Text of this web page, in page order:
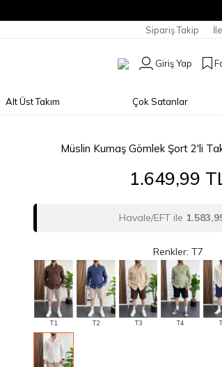
Sipariş Takip
Giriş Yap
Alt Üst Takım Çok Satanlar
Müslin Kumaş Gömlek Şort 2'li
1.649,99
Havale/EFT ile
Renkler: T7
T1 T2 T3 T4